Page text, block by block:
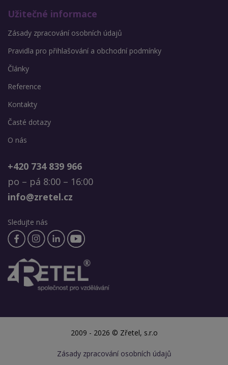
Užitečné informace
Zásady zpracování osobních údajů
Pravidla pro přihlašování a obchodní podmínky
Články
Reference
Kontakty
Časté dotazy
O nás
+420 734 839 966
po – pá 8:00 – 16:00
info@zretel.cz
Sledujte nás
2009 - 2026 © Zřetel, s.r.o
Zásady zpracování osobních údajů